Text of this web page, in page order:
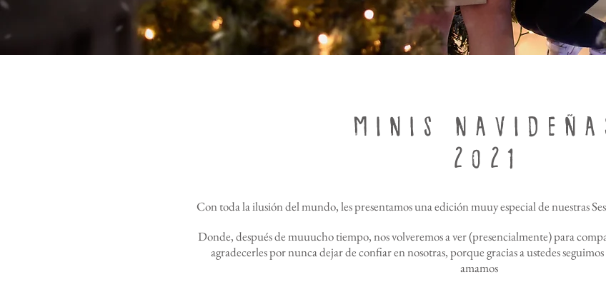
MINIS NAVIDEÑA
2 0 2 1
Con toda la ilusión del mundo, les presentamos una edición muuy especial de nuestras
Donde, después de muuucho tiempo, nos volveremos a ver (presencialmente) para
agradecerles por nunca dejar de confiar en nosotras, porque gracias a ustedes
amamos